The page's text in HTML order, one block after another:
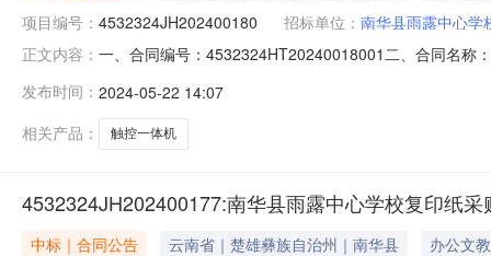
项目编号： 4532324JH202400180 招标单位： 南华县雨露中心学
正文内容： 一、合同编号：4532324HT20240018001二、合同名称
店地址：南华县龙川镇龙泉西路城建局出租房联系方式
发布时间： 2024-05-22 14:07
相关产品：
触控一体机
4532324JH202400177:南华县雨露中心学校复印纸采
中标｜合同公告 云南省｜楚雄彝族自治州｜南华县
办公文教